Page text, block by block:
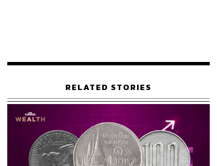
RELATED STORIES